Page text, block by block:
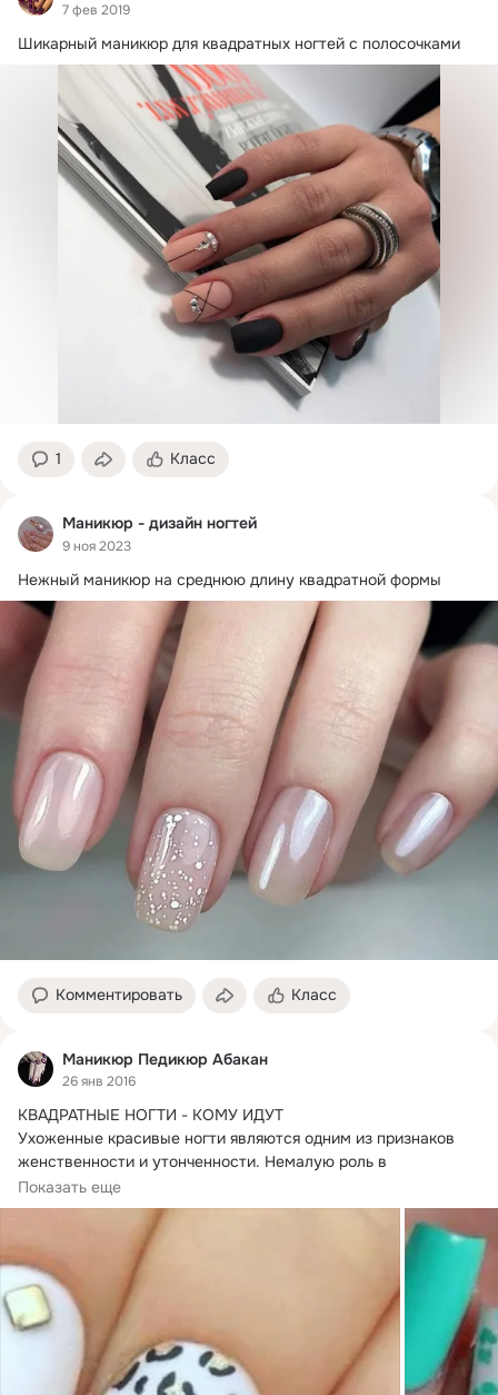
7 фев 2019
Шикарный маникюр для квадратных ногтей с полосочками
1 Класс
Маникюр - дизайн ногтей
9 ноя 2023
Нежный маникюр на среднюю длину квадратной формы
Комментировать Класс
Маникюр Педикюр Абакан
26 янв 2016
КВАДРАТНЫЕ НОГТИ - КОМУ ИДУТ
Ухоженные красивые ногти являются одним из признаков
женственности и утонченности. Немалую роль в
восприятии...
Показать еще